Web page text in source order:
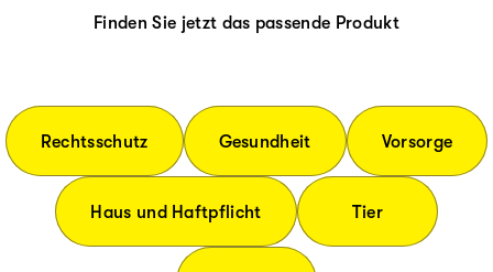
Finden Sie jetzt das passende Produkt
Rechtsschutz Gesundheit Vorsorge
Haus und Haftpflicht Tier